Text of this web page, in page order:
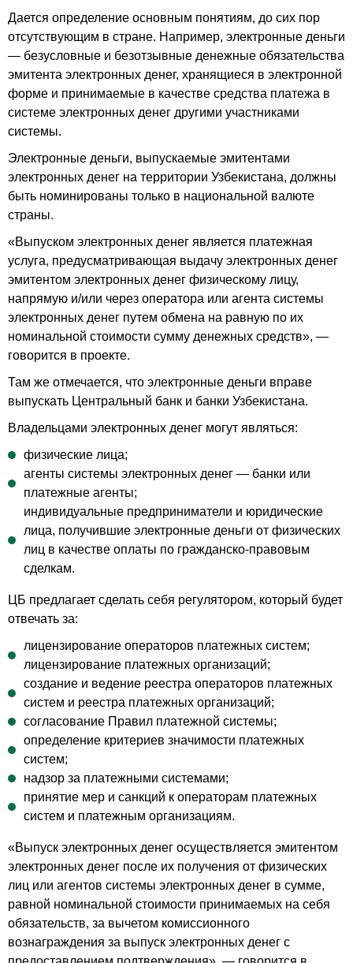
Дается определение основным понятиям, до сих пор
отсутствующим в стране. Например, электронные деньги
— безусловные и безотзывные денежные обязательства
эмитента электронных денег, хранящиеся в электронной
форме и принимаемые в качестве средства платежа в
системе электронных денег другими участниками
системы.
Электронные деньги, выпускаемые эмитентами
электронных денег на территории Узбекистана, должны
быть номинированы только в национальной валюте
страны.
«Выпуском электронных денег является платежная
услуга, предусматривающая выдачу электронных денег
эмитентом электронных денег физическому лицу,
напрямую и/или через оператора или агента системы
электронных денег путем обмена на равную по их
номинальной стоимости сумму денежных средств», —
говорится в проекте.
Там же отмечается, что электронные деньги вправе
выпускать Центральный банк и банки Узбекистана.
Владельцами электронных денег могут являться:
физические лица;
агенты системы электронных денег — банки или
платежные агенты;
индивидуальные предприниматели и юридические
лица, получившие электронные деньги от физических
лиц в качестве оплаты по гражданско-правовым
сделкам.
ЦБ предлагает сделать себя регулятором, который будет
отвечать за:
лицензирование операторов платежных систем;
лицензирование платежных организаций;
создание и ведение реестра операторов платежных
систем и реестра платежных организаций;
согласование Правил платежной системы;
определение критериев значимости платежных
систем;
надзор за платежными системами;
принятие мер и санкций к операторам платежных
систем и платежным организациям.
«Выпуск электронных денег осуществляется эмитентом
электронных денег после их получения от физических
лиц или агентов системы электронных денег в сумме,
равной номинальной стоимости принимаемых на себя
обязательств, за вычетом комиссионного
вознаграждения за выпуск электронных денег с